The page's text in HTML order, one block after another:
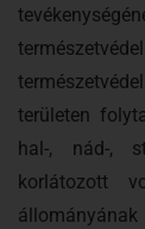
területen
hal-, nád-,
korlátozott